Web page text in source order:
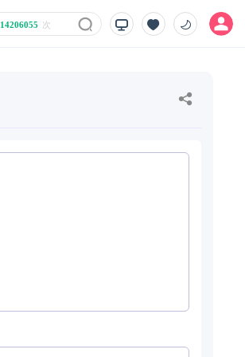
14206055 次